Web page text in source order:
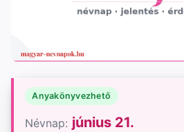
Anyakönyvezhető
Névnap: június 21.